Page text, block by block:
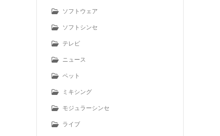
ソフトウェア
ソフトシンセ
テレビ
ニュース
ペット
ミキシング
モジュラーシンセ
ライブ